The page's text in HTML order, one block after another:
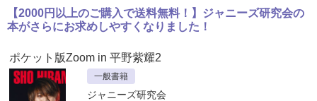
【2000円以上のご購入で送料無料！】ジャニーズ研究会の
本がさらにお求めしやすくなりました！
ポケット版Zoom in 平野紫耀2
一般書籍
ジャニーズ研究会